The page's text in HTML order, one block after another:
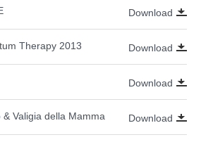
Download
Therapy 2013 Download
Download
Valigia della Mamma Download